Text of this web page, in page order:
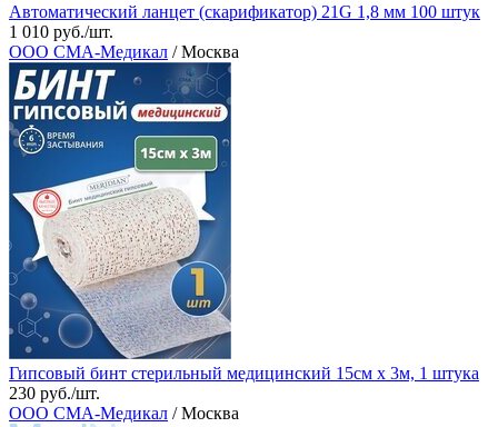
Автоматический ланцет (скарификатор) 21G 1,8 мм 100 штук
1 010 руб./шт.
ООО СМА-Медикал / Москва
Гипсовый бинт стерильный медицинский 15см х 3м, 1 штука
230 руб./шт.
ООО СМА-Медикал / Москва